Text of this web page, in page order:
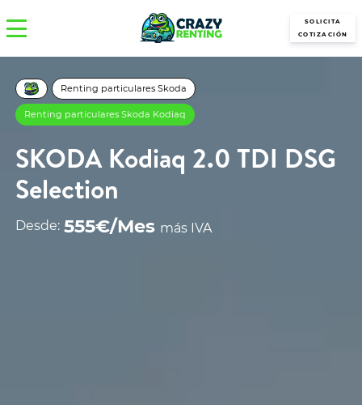
SOLICITA
COTIZACIÓN
Renting particulares Skoda
Renting particulares Skoda Kodiaq
SKODA Kodiaq 2.0 TDI DSG
Selection
Desde: 555€/Mes más IVA